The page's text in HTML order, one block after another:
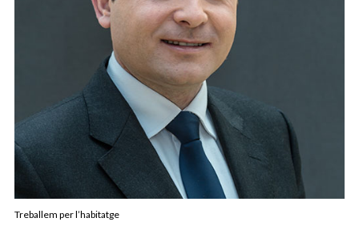
Treballem per l’habitatge